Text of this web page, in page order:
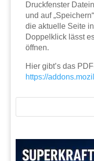
Druckfenster
und auf
die aktuelle Seite
Doppelklick lässt
öffnen.
Hier gibt’s das
https://